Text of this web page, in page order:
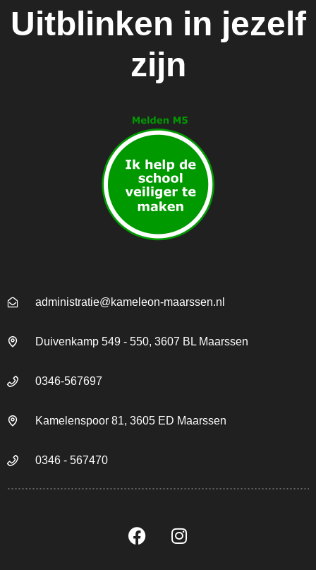
Uitblinken in jezelf
zijn
administratie@kameleon-maarssen.nl
Duivenkamp 549 - 550, 3607 BL Maarssen
0346-567697
Kamelenspoor 81, 3605 ED Maarssen
0346 - 567470